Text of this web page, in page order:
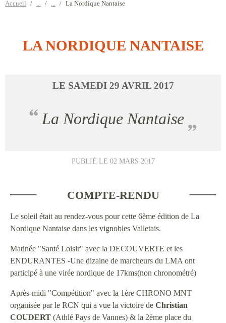
Accueil La Nordique Nantaise
LA NORDIQUE NANTAISE
LE SAMEDI 29 AVRIL 2017
La Nordique Nantaise
PUBLIÉ LE 02 MARS 2017
COMPTE-RENDU
Le soleil était au rendez-vous pour cette 6ème édition de La
Nordique Nantaise dans les vignobles Valletais.
Matinée "Santé Loisir" avec la DECOUVERTE et les
ENDURANTES -Une dizaine de marcheurs du LMA ont
participé à une virée nordique de 17kms(non chronométré)
Après-midi "Compétition" avec la 1ère CHRONO MNT
organisée par le RCN qui a vue la victoire de Christian
COUDERT (Athlé Pays de Vannes) & la 2ème place du